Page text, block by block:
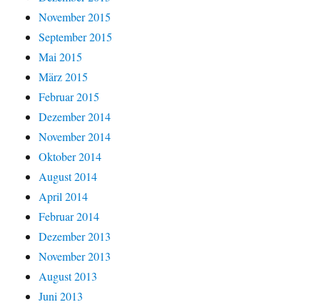
November 2015
September 2015
Mai 2015
März 2015
Februar 2015
Dezember 2014
November 2014
Oktober 2014
August 2014
April 2014
Februar 2014
Dezember 2013
November 2013
August 2013
Juni 2013